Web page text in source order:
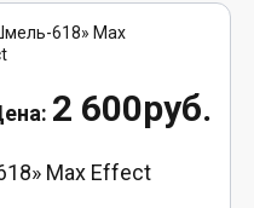
2 600руб.
Max Effect